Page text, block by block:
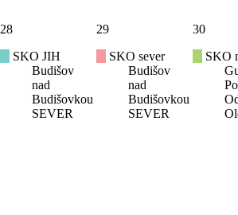
28
SKO JIH
Budišov
nad
Budišovkou
SEVER
29
SKO sever
Budišov
nad
Budišovkou
SEVER
30
SKO